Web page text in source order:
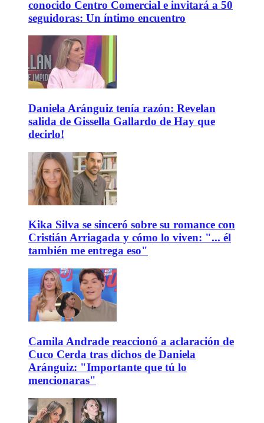
conocido Centro Comercial e invitará a 50
seguidoras: Un íntimo encuentro
Daniela Aránguiz tenía razón: Revelan
salida de Gissella Gallardo de Hay que
decirlo!
Kika Silva se sinceró sobre su romance con
Cristián Arriagada y cómo lo viven: "... él
también me entrega eso"
Camila Andrade reaccionó a aclaración de
Cuco Cerda tras dichos de Daniela
Aránguiz: "Importante que tú lo
mencionaras"